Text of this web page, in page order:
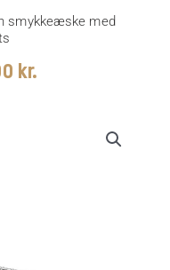
smykkeæske med
kr.